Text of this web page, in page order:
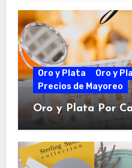
Oro y Plata
Oro y
Precios de Mayoreo
Oro y Plata Por